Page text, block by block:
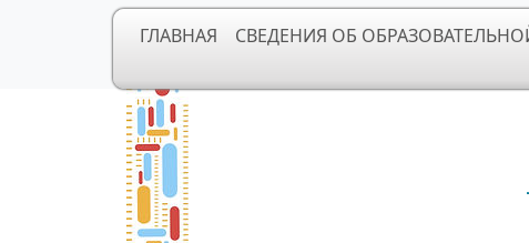
ГЛАВНАЯ СВЕДЕНИЯ ОБ